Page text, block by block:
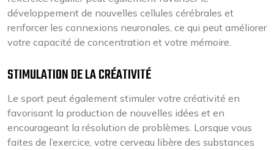
développement de nouvelles cellules cérébrales et
renforcer les connexions neuronales, ce qui peut améliorer
votre capacité de concentration et votre mémoire.
STIMULATION DE LA CRÉATIVITÉ
Le sport peut également stimuler votre créativité en
favorisant la production de nouvelles idées et en
encourageant la résolution de problèmes. Lorsque vous
faites de l’exercice, votre cerveau libère des substances